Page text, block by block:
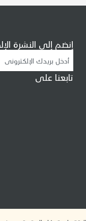
إنضم إلى النشرة
تابعنا على